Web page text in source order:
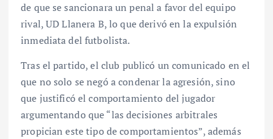
de que se sancionara un penal a favor del equipo
rival, UD Llanera B, lo que derivó en la expulsión
inmediata del futbolista.
Tras el partido, el club publicó un comunicado en el
que no solo se negó a condenar la agresión, sino
que justificó el comportamiento del jugador
argumentando que “las decisiones arbitrales
propician este tipo de comportamientos”, además